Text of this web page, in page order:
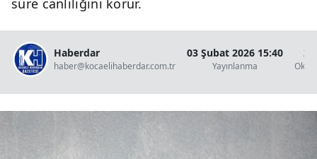
Haberdar
haber@kocaelihaberdar.com.tr
03 Şubat 2026 15:40
Yayınlanma
2